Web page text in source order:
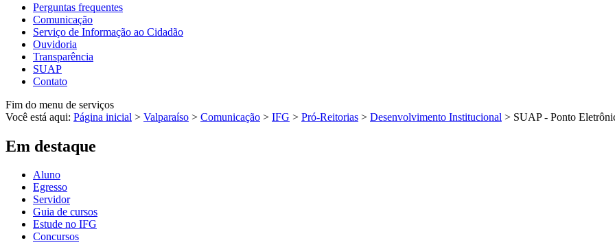
Perguntas frequentes
Comunicação
Serviço de Informação ao Cidadão
Ouvidoria
Transparência
SUAP
Contato
Fim do menu de serviços
Você está aqui: Página inicial > Valparaíso > Comunicação > IFG > Pró-Reitorias > Desenvolvimento Institucional > SUAP - Ponto
Em destaque
Aluno
Egresso
Servidor
Guia de cursos
Estude no IFG
Concursos